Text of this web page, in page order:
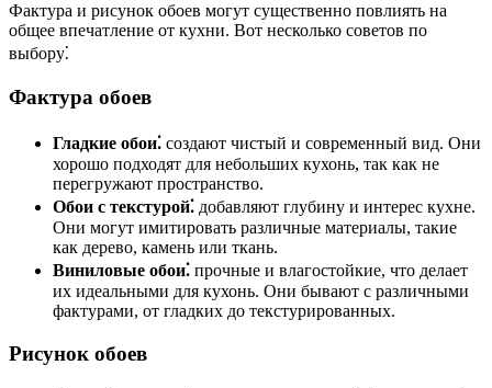
Фактура и рисунок обоев могут существенно повлиять на
общее впечатление от кухни. Вот несколько советов по
выбору⁚
Фактура обоев
Гладкие обои⁚ создают чистый и современный вид. Они
хорошо подходят для небольших кухонь, так как не
перегружают пространство.
Обои с текстурой⁚ добавляют глубину и интерес кухне.
Они могут имитировать различные материалы, такие
как дерево, камень или ткань.
Виниловые обои⁚ прочные и влагостойкие, что делает
их идеальными для кухонь. Они бывают с различными
фактурами, от гладких до текстурированных.
Рисунок обоев